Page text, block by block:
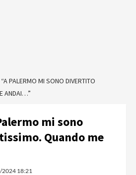
PALERMO MI SONO DIVERTITO
ANDAI…”
mi sono
Quando me
2024 18:21